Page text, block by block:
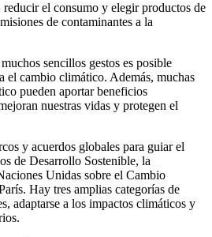
el consumo y elegir productos de
de contaminantes a la
sencillos gestos es posible
el cambio climático. Además, muchas
pueden aportar beneficios
nuestras vidas y protegen el
y acuerdos globales para guiar el
de Desarrollo Sostenible, la
Unidas sobre el Cambio
Hay tres amplias categorías de
adaptarse a los impactos climáticos y